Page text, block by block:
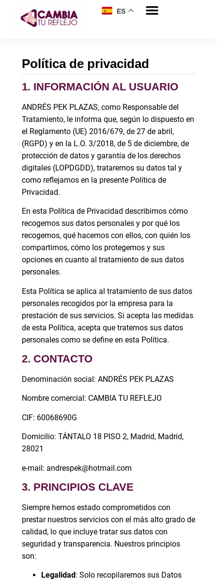
ES
Política de privacidad
1. INFORMACIÓN AL USUARIO
ANDRÉS PEK PLAZAS, como Responsable del
Tratamiento, le informa que, según lo dispuesto en
el Reglamento (UE) 2016/679, de 27 de abril,
(RGPD) y en la L.O. 3/2018, de 5 de diciembre, de
protección de datos y garantía de los derechos
digitales (LOPDGDD), trataremos su datos tal y
como reflejamos en la presente Política de
Privacidad.
En esta Política de Privacidad describimos cómo
recogemos sus datos personales y por qué los
recogemos, qué hacemos con ellos, con quién los
compartimos, cómo los protegemos y sus
opciones en cuanto al tratamiento de sus datos
personales.
Esta Política se aplica al tratamiento de sus datos
personales recogidos por la empresa para la
prestación de sus servicios. Si acepta las medidas
de esta Política, acepta que tratemos sus datos
personales como se define en esta Política.
2. CONTACTO
Denominación social: ANDRÉS PEK PLAZAS
Nombre comercial: CAMBIA TU REFLEJO
CIF: 60068690G
Domicilio: TÁNTALO 18 PISO 2, Madrid, Madrid,
28021
e-mail: andrespek@hotmail.com
3. PRINCIPIOS CLAVE
Siempre hemos estado comprometidos con
prestar nuestros servicios con el más alto grado de
calidad, lo que incluye tratar sus datos con
seguridad y transparencia. Nuestros principios
son:
Legalidad : Solo recopilaremos sus Datos